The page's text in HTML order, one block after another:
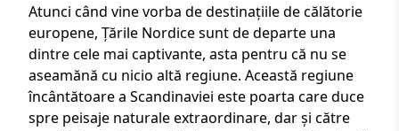
Atunci când vine vorba de destinațiile de călătorie
europene, Țările Nordice sunt de departe una
dintre cele mai captivante, asta pentru că nu se
aseamănă cu nicio altă regiune. Această regiune
încântătoare a Scandinaviei este poarta care duce
spre peisaje naturale extraordinare, dar și către